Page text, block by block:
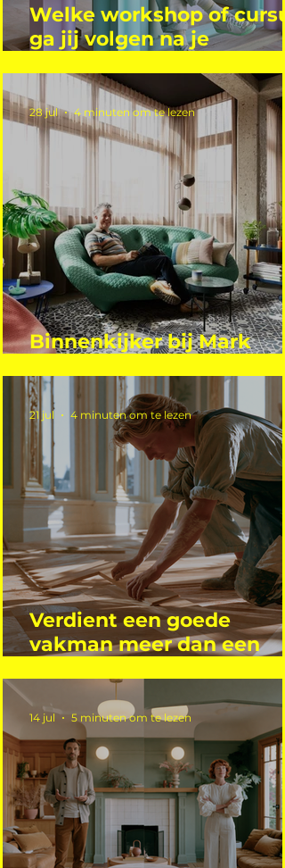
Welke workshop of
ga jij volgen na je
Binnenkijker bij Mark
28 jul 4 minuten om te lezen
Verdient een goede
vakman meer dan een
21 jul 4 minuten om te lezen
14 jul 5 minuten om te lezen